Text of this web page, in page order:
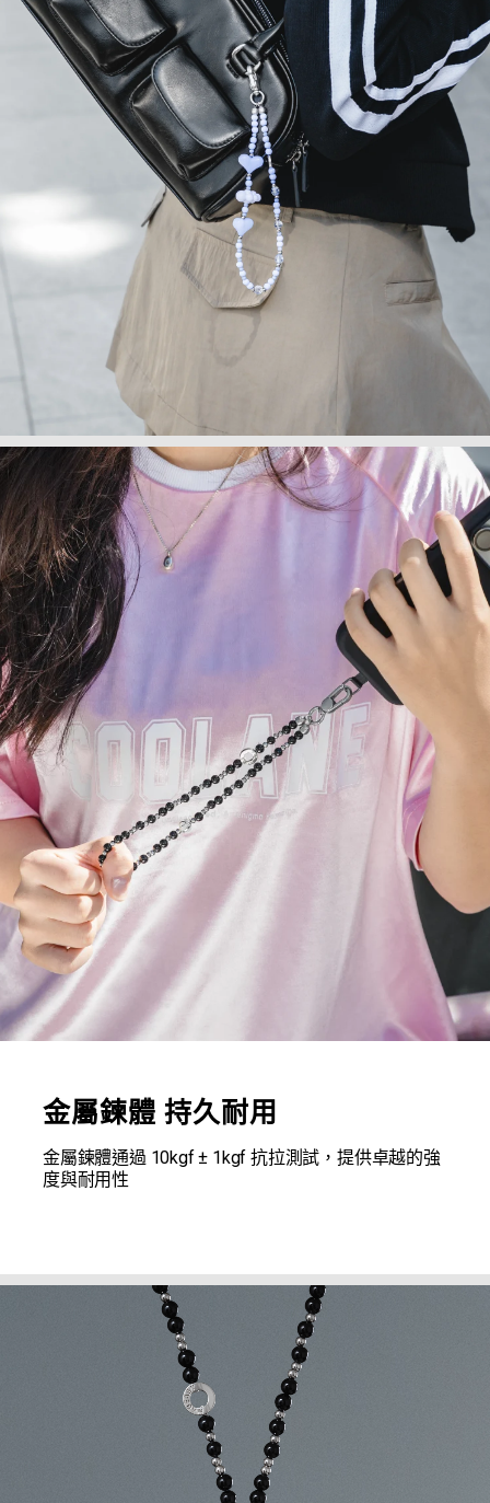
金屬鍊體 持久耐用
金屬鍊體通過 10kgf ± 1kgf 抗拉測試，提供卓越的強
度與耐用性